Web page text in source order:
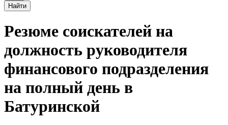
Найти
Резюме соискателей на
должность руководителя
финансового подразделения
на полный день в
Батуринской